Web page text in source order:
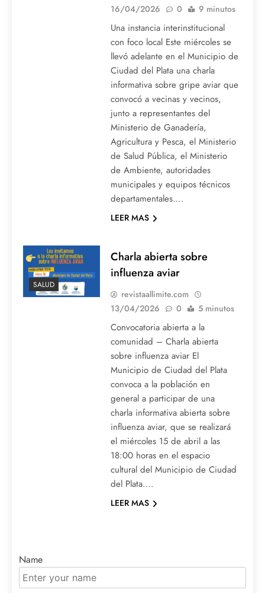
16/04/2026
0 9 minutos
Una instancia interinstitucional
con foco local Este miércoles se
llevó adelante en el Municipio de
Ciudad del Plata una charla
informativa sobre gripe aviar que
convocó a vecinas y vecinos,
junto a representantes del
Ministerio de Ganadería,
Agricultura y Pesca, el Ministerio
de Salud Pública, el Ministerio
de Ambiente, autoridades
municipales y equipos técnicos
departamentales….
LEER MAS
SALUD
Charla abierta sobre
influenza aviar
revistaallimite.com
13/04/2026
0 5 minutos
Convocatoria abierta a la
comunidad – Charla abierta
sobre influenza aviar El
Municipio de Ciudad del Plata
convoca a la población en
general a participar de una
charla informativa abierta sobre
influenza aviar, que se realizará
el miércoles 15 de abril a las
18:00 horas en el espacio
cultural del Municipio de Ciudad
del Plata….
LEER MAS
Name